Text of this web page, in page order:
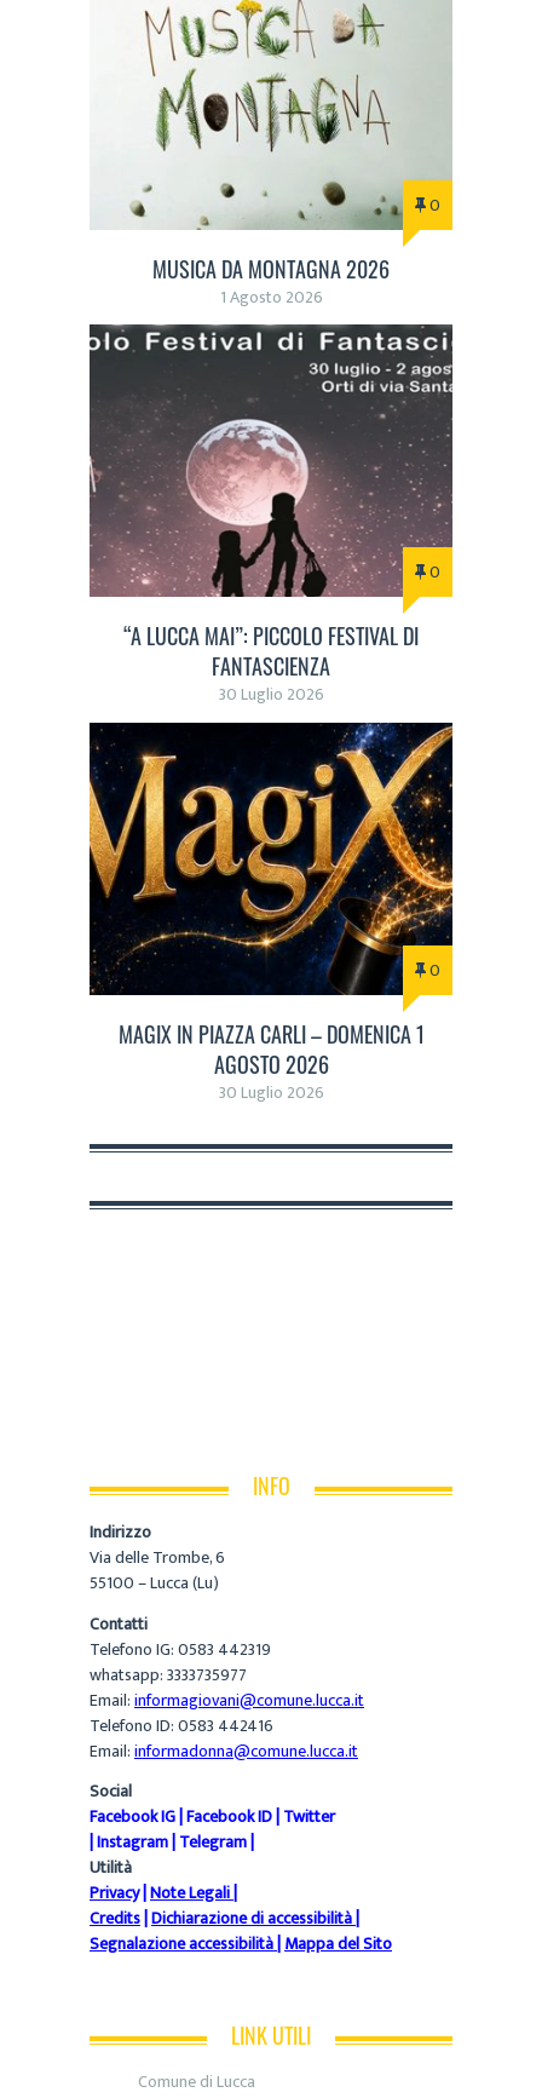
0
MUSICA DA MONTAGNA 2026
1 Agosto 2026
0
“A LUCCA MAI”: PICCOLO FESTIVAL DI
FANTASCIENZA
30 Luglio 2026
0
MAGIX IN PIAZZA CARLI – DOMENICA 1
AGOSTO 2026
30 Luglio 2026
INFO
Indirizzo
Via delle Trombe, 6
55100 – Lucca (Lu)
Contatti
Telefono IG: 0583 442319
whatsapp: 3333735977
Email:informagiovani@comune.lucca.it
Telefono ID: 0583 442416
Email:informadonna@comune.lucca.it
Social
Facebook IG|Facebook ID|Twitter
|Instagram|Telegram|
Utilità
Privacy|Note Legali|
Credits|Dichiarazione di accessibilità|
Segnalazione accessibilità|Mappa del Sito
LINK UTILI
Comune di Lucca